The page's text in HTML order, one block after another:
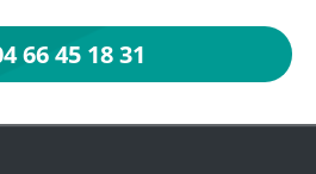
66 45 18 31